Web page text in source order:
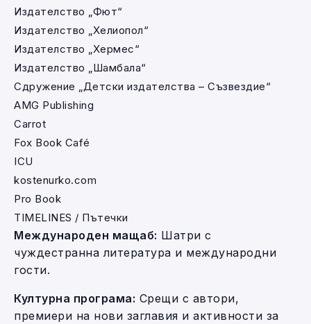
Издателство „Фют“
Издателство „Хелиопол“
Издателство „Хермес“
Издателство „Шамбала“
Сдружение „Детски издателства – Съзвездие“
AMG Publishing
Carrot
Fox Book Café
ICU
kostenurko.com
Pro Book
TIMELINES / Пътечки
Международен мащаб: Шатри с
чуждестранна литература и международни
гости.
Културна програма: Срещи с автори,
премиери на нови заглавия и активности за